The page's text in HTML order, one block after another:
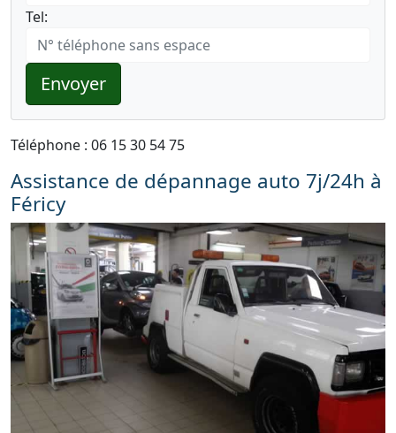
Tel:
Envoyer
Téléphone : 06 15 30 54 75
Assistance de dépannage auto 7j/24h à
Féricy